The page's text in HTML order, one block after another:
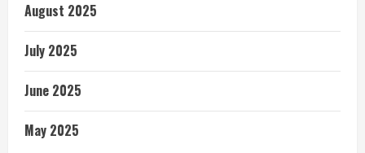
August 2025
July 2025
June 2025
May 2025